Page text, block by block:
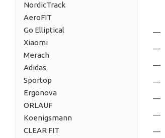
NordicTrack
AeroFIT
Go Elliptical
Xiaomi
Merach
Adidas
Sportop
Ergonova
ORLAUF
Koenigsmann
CLEAR FIT